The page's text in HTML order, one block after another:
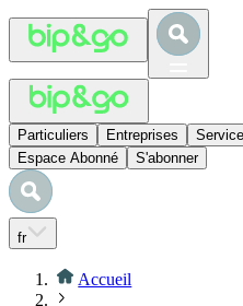
Particuliers Entreprises
Espace Abonné
S'abonner
fr
Accueil